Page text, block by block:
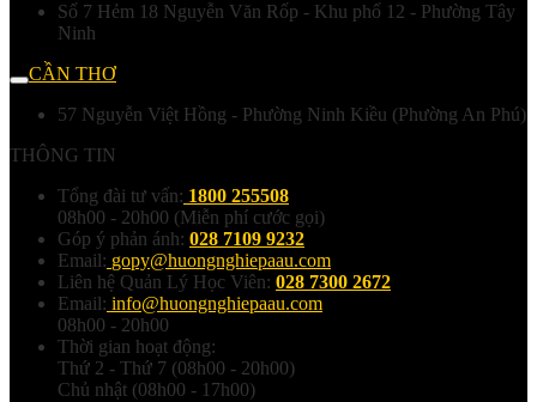
Số 7 Hẻm 18 Nguyễn Văn Rốp - Khu phố 12 - Phường Tây
Ninh
CẦN THƠ
57 Nguyễn Việt Hồng - Phường Ninh Kiều (Phường An Phú)
THÔNG TIN
Tổng đài tư vấn: 1800 255508
08h00 - 20h00 (Miễn phí cước gọi)
Góp ý phản ánh: 028 7109 9232
Email: gopy@huongnghiepaau.com
Liên hệ Quản Lý Học Viên: 028 7300 2672
Email: info@huongnghiepaau.com
08h00 - 20h00
Thời gian hoạt động:
Thứ 2 - Thứ 7 (08h00 - 20h00)
Chủ nhật (08h00 - 17h00)